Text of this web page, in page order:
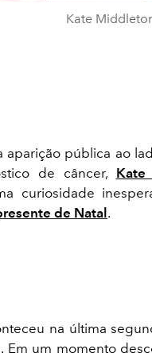
Kate
aparição pública ao
de câncer, Kate
curiosidade
de Natal.
na última
Em um momento